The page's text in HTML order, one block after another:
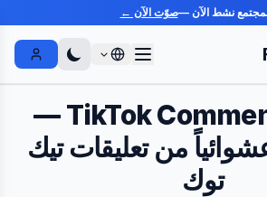
نشط الآن —صوّت الآن ←
Sign In
TikTok Comment Picker —
من تعليقات تيك
توك